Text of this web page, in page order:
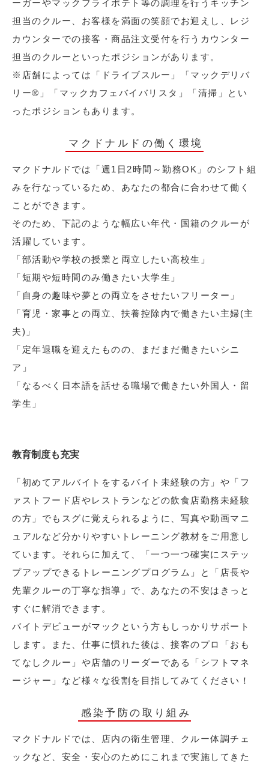
ーガーやマックフライポテト等の調理を行うキッチン
担当のクルー、お客様を満面の笑顔でお迎えし、レジ
カウンターでの接客・商品注文受付を行うカウンター
担当のクルーといったポジションがあります。
※店舗によっては「ドライブスルー」「マックデリバ
リー®︎」「マックカフェバイバリスタ」「清掃」とい
ったポジションもあります。
マクドナルドの働く環境
マクドナルドでは「週1日2時間～勤務OK」のシフト組
みを行なっているため、あなたの都合に合わせて働く
ことができます。
そのため、下記のような幅広い年代・国籍のクルーが
活躍しています。
「部活動や学校の授業と両立したい高校生」
「短期や短時間のみ働きたい大学生」
「自身の趣味や夢との両立をさせたいフリーター」
「育児・家事との両立、扶養控除内で働きたい主婦(主
夫)」
「定年退職を迎えたものの、まだまだ働きたいシニ
ア」
「なるべく日本語を話せる職場で働きたい外国人・留
学生」
教育制度も充実
「初めてアルバイトをするバイト未経験の方」や「フ
ァストフード店やレストランなどの飲食店勤務未経験
の方」でもスグに覚えられるように、写真や動画マニ
ュアルなど分かりやすいトレーニング教材をご用意し
ています。それらに加えて、「一つ一つ確実にステッ
プアップできるトレーニングプログラム」と「店長や
先輩クルーの丁寧な指導」で、あなたの不安はきっと
すぐに解消できます。
バイトデビューがマックという方もしっかりサポート
します。また、仕事に慣れた後は、接客のプロ「おも
てなしクルー」や店舗のリーダーである「シフトマネ
ージャー」など様々な役割を目指してみてください！
感染予防の取り組み
マクドナルドでは、店内の衛生管理、クルー体調チェ
ックなど、安全・安心のためにこれまで実施してきた